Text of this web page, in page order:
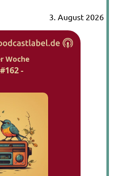
3. August 2026